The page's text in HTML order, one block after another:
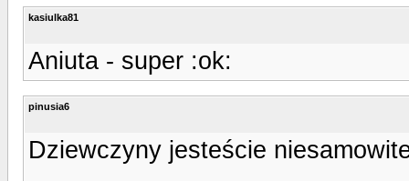
kasiulka81
Aniuta - super :ok:
pinusia6
Dziewczyny jesteście